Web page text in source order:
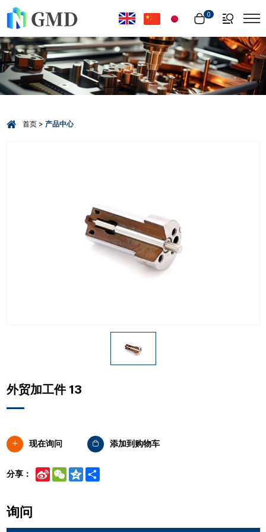
Select Language ▼ 0
首页 产品中心
外贸加工件 13
现在询问 添加到购物车
分享：
Sina
Weibo
WeChatQzone
询问